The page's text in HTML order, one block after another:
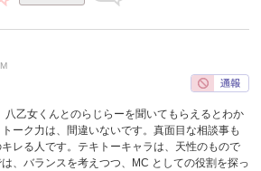
八乙女くんとのらじらーを聞いてもらえるとわか
ーク力は、間違いないです。真面目な相談事も
レる人です。テキトーキャラは、天性のもので
、バランスを考えつつ、MC としての役割を探っ